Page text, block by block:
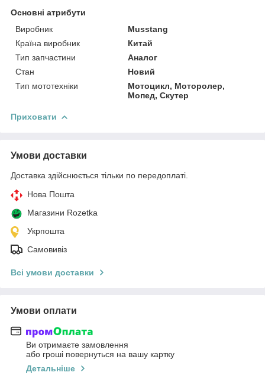
Основні атрибути
Виробник
Musstang
Країна виробник
Китай
Тип запчастини
Аналог
Стан
Новий
Тип мототехніки
Мотоцикл, Моторолер,
Мопед, Скутер
Приховати
Умови доставки
Доставка здійснюється тільки по передоплаті.
Нова Пошта
Магазини Rozetka
Укрпошта
Самовивіз
Всі умови доставки
Умови оплати
Ви отримаєте замовлення
або гроші повернуться на вашу картку
Детальніше